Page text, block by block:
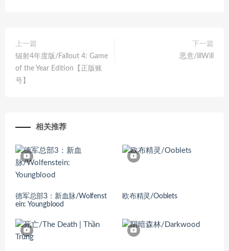
上一篇
辐射4年度版/Fallout 4: Game
of the Year Edition【正版账
号】
下一篇
恶意/illWill
相关推荐
德军总部3：新血脉/Wolfenst
ein: Youngblood
欧布精灵/Ooblets